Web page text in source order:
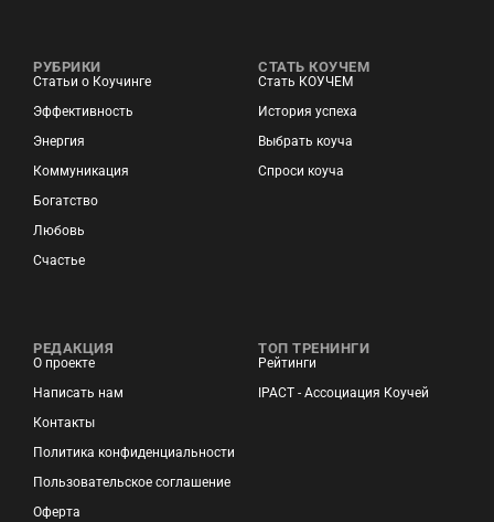
РУБРИКИ
Статьи о Коучинге
Эффективность
Энергия
Коммуникация
Богатство
Любовь
Счастье
СТАТЬ КОУЧЕМ
Стать КОУЧЕМ
История успеха
Выбрать коуча
Спроси коуча
РЕДАКЦИЯ
О проекте
Написать нам
Контакты
Политика конфиденциальности
Пользовательское соглашение
Оферта
ТОП ТРЕНИНГИ
Рейтинги
IPACT - Ассоциация Коучей